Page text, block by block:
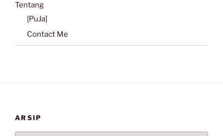
Tentang
[PuJa]
Contact Me
ARSIP